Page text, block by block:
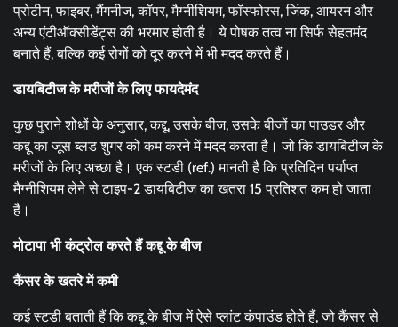
प्रोटीन, फाइबर, मैंगनीज, कॉपर, मैग्नीशियम, फॉस्फोरस, जिंक, आयरन और
अन्य एंटीऑक्सीडेंट्स की भरमार होती है। ये पोषक तत्व ना सिर्फ सेहतमंद
बनाते हैं, बल्कि कई रोगों को दूर करने में भी मदद करते हैं।
डायबिटीज के मरीजों के लिए फायदेमंद
कुछ पुराने शोधों के अनुसार, कद्दू, उसके बीज, उसके बीजों का पाउडर और
कद्दू का जूस ब्लड शुगर को कम करने में मदद करता है। जो कि डायबिटीज के
मरीजों के लिए अच्छा है। एक स्टडी (ref.) मानती है कि प्रतिदिन पर्याप्त
मैग्नीशियम लेने से टाइप-2 डायबिटीज का खतरा 15 प्रतिशत कम हो जाता
है।
मोटापा भी कंट्रोल करते हैं कद्दू के बीज
कैंसर के खतरे में कमी
कई स्टडी बताती हैं कि कद्दू के बीज में ऐसे प्लांट कंपाउंड होते हैं, जो कैंसर से